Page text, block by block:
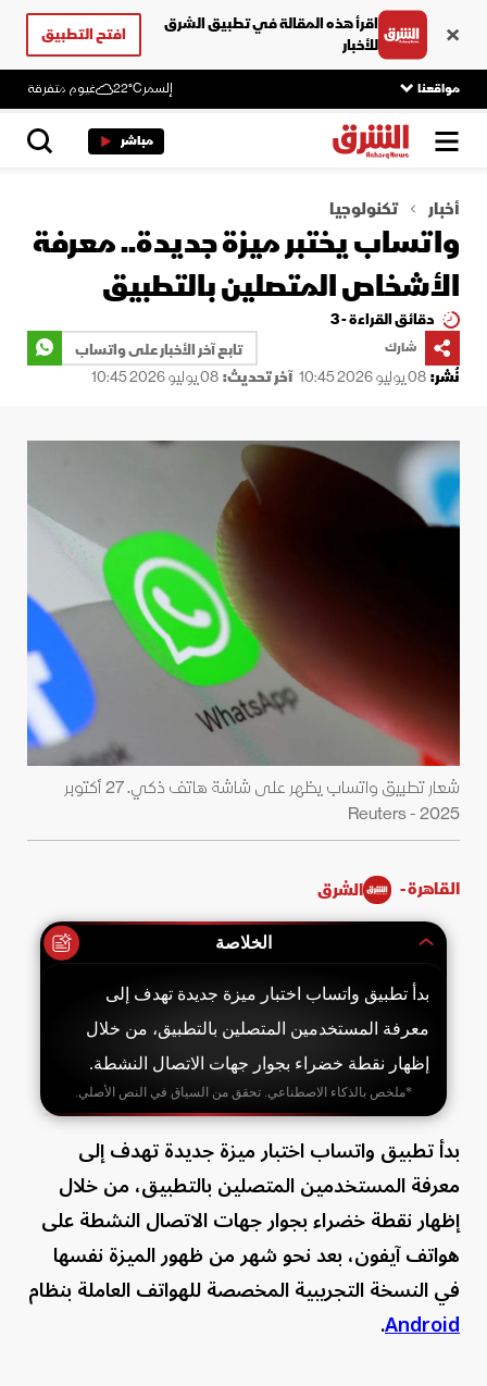
اقرأ هذه المقالة في تطبيق الشرق
للأخبار
افتح التطبيق
مواقعنا إلسمر22°C غيوم متفرقة
مباشر
أخبار تكنولوجيا
واتساب يختبر ميزة جديدة.. معرفة
الأشخاص المتصلين بالتطبيق
دقائق القراءة - 3
شارك
تابع آخر الأخبار على واتساب
نُشر:08 يوليو 2026 10:45 آخر تحديث:08 يوليو 2026 10:45
شعار تطبيق واتساب يظهر على شاشة هاتف ذكي. 27 أكتوبر
2025 - Reuters
القاهرة - الشرق
الخلاصة
بدأ تطبيق واتساب اختبار ميزة جديدة تهدف إلى
معرفة المستخدمين المتصلين بالتطبيق، من خلال
إظهار نقطة خضراء بجوار جهات الاتصال النشطة.
*ملخص بالذكاء الاصطناعي. تحقق من السياق في النص الأصلي.
بدأ تطبيق واتساب اختبار ميزة جديدة تهدف إلى
معرفة المستخدمين المتصلين بالتطبيق، من خلال
إظهار نقطة خضراء بجوار جهات الاتصال النشطة على
هواتف آيفون، بعد نحو شهر من ظهور الميزة نفسها
في النسخة التجريبية المخصصة للهواتف العاملة بنظام
Android
.